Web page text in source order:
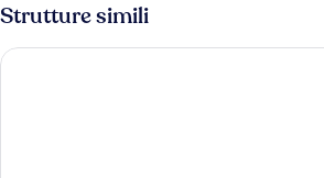
Strutture simili
Suitedreams